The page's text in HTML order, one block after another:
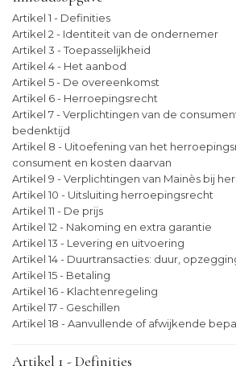
Artikel 1 - Definities
Artikel 2 - Identiteit van de ondernemer
Artikel 3 - Toepasselijkheid
Artikel 4 - Het aanbod
Artikel 5 - De overeenkomst
Artikel 6 - Herroepingsrecht
Artikel 7 - Verplichtingen van de
bedenktijd
Artikel 8 - Uitoefening van het
consument en kosten daarvan
Artikel 9 - Verplichtingen van Mainès bij
Artikel 10 - Uitsluiting herroepingsrecht
Artikel 11 - De prijs
Artikel 12 - Nakoming en extra garantie
Artikel 13 - Levering en uitvoering
Artikel 14 - Duurtransacties: duur,
Artikel 15 - Betaling
Artikel 16 - Klachtenregeling
Artikel 17 - Geschillen
Artikel 18 - Aanvullende of afwijkende
Artikel 1 - Definities